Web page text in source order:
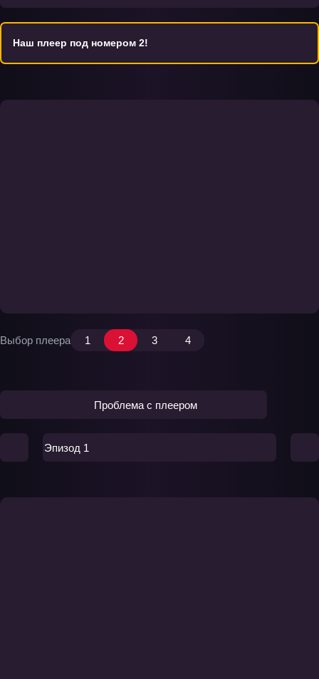
Наш плеер под номером 2!
Выбор плеера 1 2 3 4
Проблема с плеером
Эпизод 1